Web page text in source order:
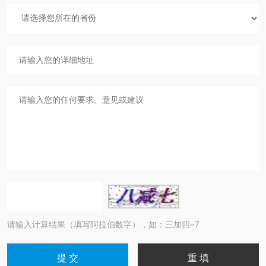
请输入计算结果（填写阿拉伯数字），如：三加四=7